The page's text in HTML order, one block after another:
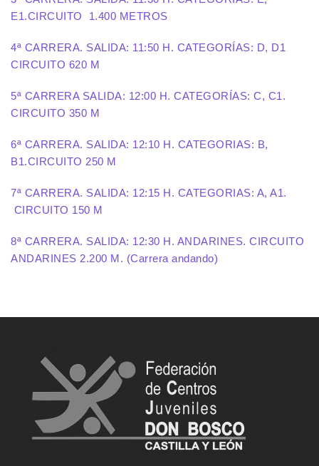
E1.CIRCUITO 1.400 METROS
4ª CARRERA. SALIDA: 11:50 H. CATEGORÍAS: D, D1
CIRCUITO 620 M
5ª CARRERA SALIDA: 12:00 H. CATEGORÍAS: C, C1.
CIRCUITO 350 M
6ª CARRERA. SALIDA: 12:10 H. CATEGORIAS: B,
B1.CIRCUITO 250 M
7ª CARRERA. SALIDA: 12:15 H. CATEGORIAS: A, A1.
CIRCUITO 150 M
8ª CARRERA. SALIDA: 12:30 H. ANDARINES. CIRCUITO
ANDARINES 2.200 M. (Carrera andando)